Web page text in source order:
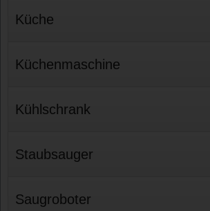
Küche
Küchenmaschine
Kühlschrank
Staubsauger
Saugroboter